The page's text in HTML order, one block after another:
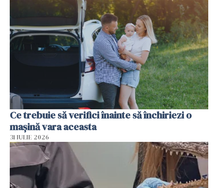
Ce trebuie să verifici înainte să închiriezi o
mașină vara aceasta
31 IULIE 2026